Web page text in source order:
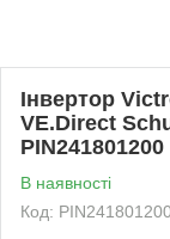
Інвертор
VE.Direct
PIN241801200
В наявності
Код: PIN241801200